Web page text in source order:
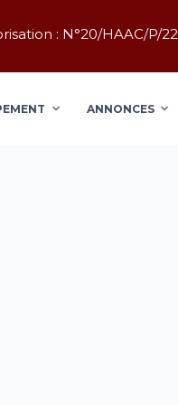
: N°20/HAAC/P/22
ANNONCES